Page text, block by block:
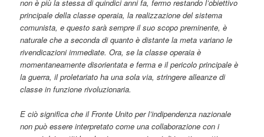
non è più la stessa di quindici anni fa, fermo restando l’obiettivo
principale della classe operaia, la realizzazione del sistema
comunista, e questo sarà sempre il suo scopo preminente, è
naturale che a seconda di quanto è distante la meta variano le
rivendicazioni immediate. Ora, se la classe operaia è
momentaneamente disorientata e ferma e il pericolo principale è
la guerra, il proletariato ha una sola via, stringere alleanze di
classe in funzione rivoluzionaria.
E ciò significa che il Fronte Unito per l’indipendenza nazionale
non può essere interpretato come una collaborazione con i